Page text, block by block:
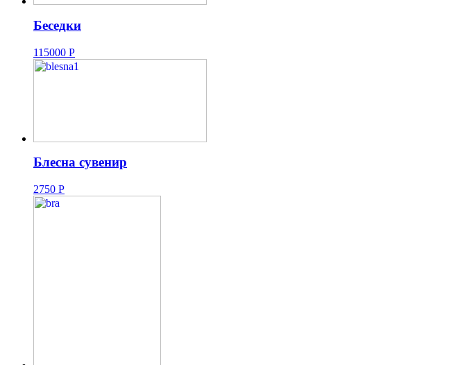
Беседки
115000 Р
Блесна сувенир
2750 Р